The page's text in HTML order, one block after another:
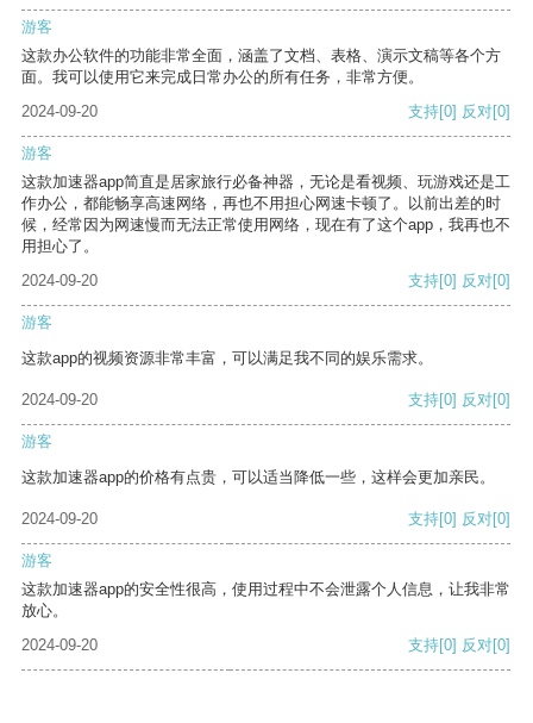
游客
这款办公软件的功能非常全面，涵盖了文档、表格、演示文稿等各个方
面。我可以使用它来完成日常办公的所有任务，非常方便。
2024-09-20
支持[0] 反对[0]
游客
这款加速器app简直是居家旅行必备神器，无论是看视频、玩游戏还是工
作办公，都能畅享高速网络，再也不用担心网速卡顿了。以前出差的时
候，经常因为网速慢而无法正常使用网络，现在有了这个app，我再也不
用担心了。
2024-09-20
支持[0] 反对[0]
游客
这款app的视频资源非常丰富，可以满足我不同的娱乐需求。
2024-09-20 支持[0] 反对[0]
游客
这款加速器app的价格有点贵，可以适当降低一些，这样会更加亲民。
2024-09-20 支持[0] 反对[0]
游客
这款加速器app的安全性很高，使用过程中不会泄露个人信息，让我非常
放心。
2024-09-20
支持[0] 反对[0]